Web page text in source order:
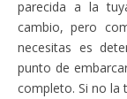
parecida a la
cambio, pero
necesitas es
punto de
completo. Si no la